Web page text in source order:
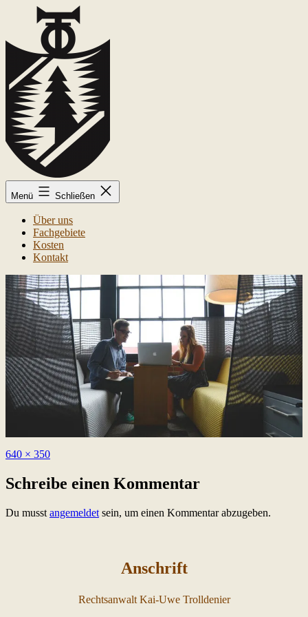
springen
Kai-
Uwe
Menü Schließen
Über uns
Fachgebiete
Kosten
Kontakt
Originalgröße
640 × 350
Schreibe einen Kommentar
Du musst angemeldet sein, um einen Kommentar abzugeben.
Anschrift
Rechtsanwalt Kai-Uwe Trolldenier